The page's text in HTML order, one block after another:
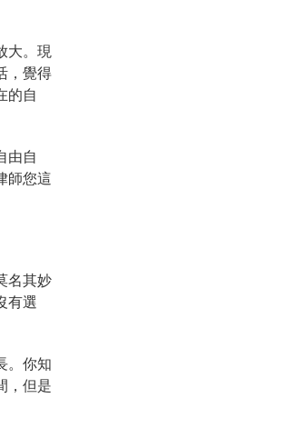
大。現
，覺得
的自
由自
師您這
名其妙
有選
。你知
，但是